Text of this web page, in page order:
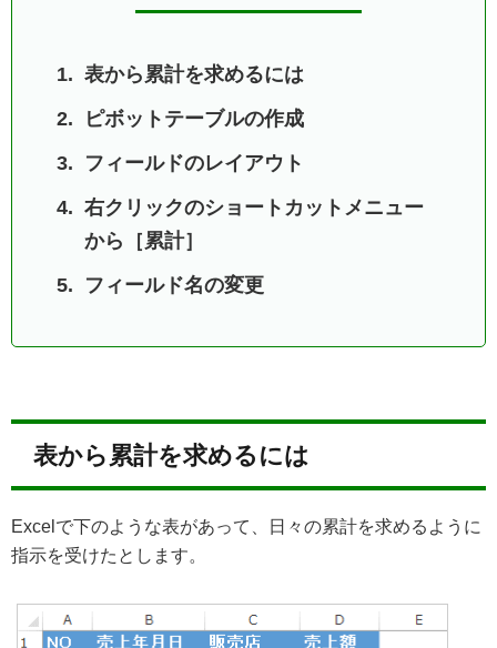
表から累計を求めるには
ピボットテーブルの作成
フィールドのレイアウト
右クリックのショートカットメニュー
から［累計］
フィールド名の変更
表から累計を求めるには
Excelで下のような表があって、日々の累計を求めるように
指示を受けたとします。